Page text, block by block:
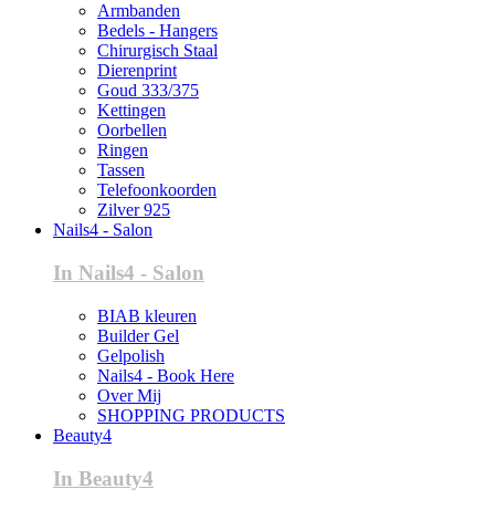
Armbanden
Bedels - Hangers
Chirurgisch Staal
Dierenprint
Goud 333/375
Kettingen
Oorbellen
Ringen
Tassen
Telefoonkoorden
Zilver 925
Nails4 - Salon
In Nails4 - Salon
BIAB kleuren
Builder Gel
Gelpolish
Nails4 - Book Here
Over Mij
SHOPPING PRODUCTS
Beauty4
In Beauty4